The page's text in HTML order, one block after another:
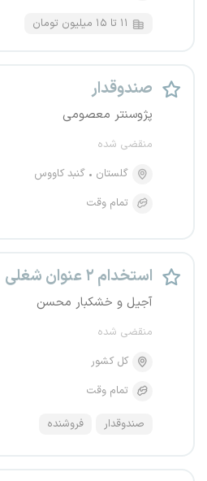
۱۱ تا ۱۵ میلیون تومان
صندوقدار
پژوسنتر معصومی
منقضی شده
گلستان
گنبد کاووس
تمام وقت
استخدام ۲ عنوان شغلی
آجیل و خشکبار محسن
منقضی شده
کل کشور
تمام وقت
صندوقدار فروشنده